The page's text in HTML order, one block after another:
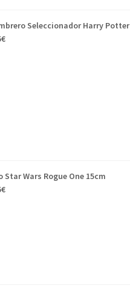
Seleccionador Harry Potter
€
Star Wars Rogue One 15cm
€